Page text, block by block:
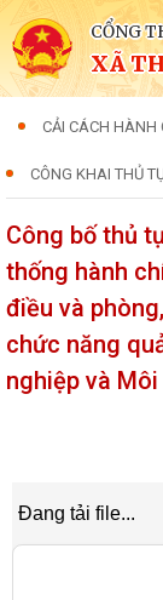
CỔNG
XÃ
CẢI CÁCH HÀNH
CÔNG KHAI THỦ
Công bố thủ
thống hành
điều và
chức năng
nghiệp và